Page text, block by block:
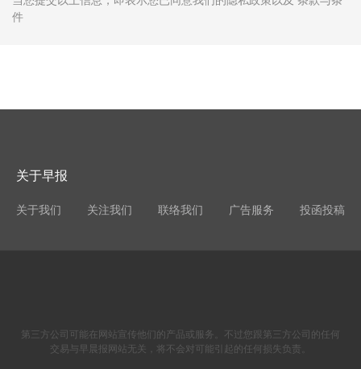
件
关于早报
关于我们 关注我们 联络我们 广告服务 投函投稿
第三方公司可能在网站宣传他们的产品或服务。不过您跟第三方公司的任何
交易与早晨报网站无关，将不会对可能引起的任何损失负责。